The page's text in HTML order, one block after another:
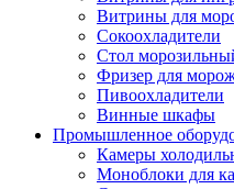
Витрины для
Сокоохладители
Стол
Фризер для
Пивоохладители
Винные шкафы
Промышленное
Камеры
Моноблоки для